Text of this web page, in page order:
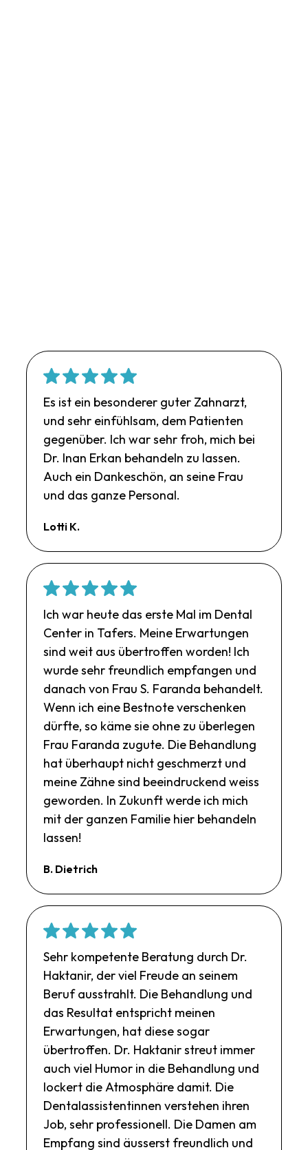
Es ist ein besonderer guter Zahnarzt,
und sehr einfühlsam, dem Patienten
gegenüber. Ich war sehr froh, mich bei
Dr. Inan Erkan behandeln zu lassen.
Auch ein Dankeschön, an seine Frau
und das ganze Personal.
Lotti K.
Ich war heute das erste Mal im Dental
Center in Tafers. Meine Erwartungen
sind weit aus übertroffen worden! Ich
wurde sehr freundlich empfangen und
danach von Frau S. Faranda behandelt.
Wenn ich eine Bestnote verschenken
dürfte, so käme sie ohne zu überlegen
Frau Faranda zugute. Die Behandlung
hat überhaupt nicht geschmerzt und
meine Zähne sind beeindruckend weiss
geworden. In Zukunft werde ich mich
mit der ganzen Familie hier behandeln
lassen!
B. Dietrich
Sehr kompetente Beratung durch Dr.
Haktanir, der viel Freude an seinem
Beruf ausstrahlt. Die Behandlung und
das Resultat entspricht meinen
Erwartungen, hat diese sogar
übertroffen. Dr. Haktanir streut immer
auch viel Humor in die Behandlung und
lockert die Atmosphäre damit. Die
Dentalassistentinnen verstehen ihren
Job, sehr professionell. Die Damen am
Empfang sind äusserst freundlich und